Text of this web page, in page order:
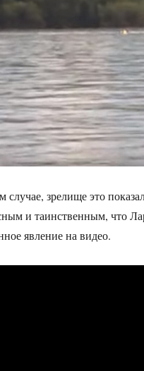
зрелище это
и таинственным, что
явление на видео.